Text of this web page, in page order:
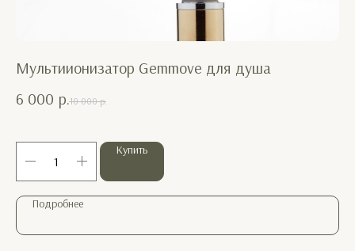
Мультиионизатор Gemmove для душа
6 000 р.10 000 р.
Купить
Подробнее